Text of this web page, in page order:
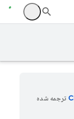
ترجمه شده